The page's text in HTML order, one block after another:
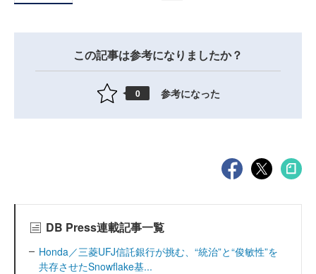
この記事は参考になりましたか？
0 参考になった
DB Press連載記事一覧
Honda／三菱UFJ信託銀行が挑む、“統治”と“俊敏性”を
共存させたSnowflake基...